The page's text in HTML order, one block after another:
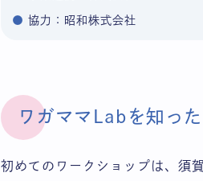
協力：昭和株式会社
ワガママLabを知っ
初めてのワークショップは、須